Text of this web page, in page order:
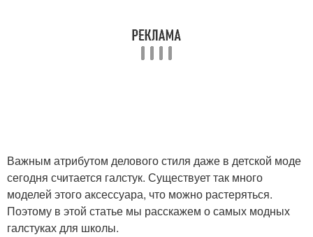
Важным атрибутом делового стиля даже в детской моде
сегодня считается галстук. Существует так много
моделей этого аксессуара, что можно растеряться.
Поэтому в этой статье мы расскажем о самых модных
галстуках для школы.